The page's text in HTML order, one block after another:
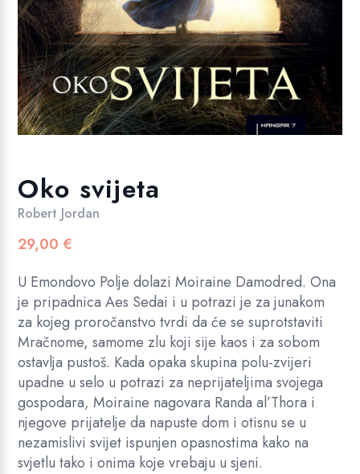
Oko svijeta
Robert Jordan
29,00 €
U Emondovo Polje dolazi Moiraine Damodred. Ona
je pripadnica Aes Sedai i u potrazi je za junakom
za kojeg proročanstvo tvrdi da će se suprotstaviti
Mračnome, samome zlu koji sije kaos i za sobom
ostavlja pustoš. Kada opaka skupina polu-zvijeri
upadne u selo u potrazi za neprijateljima svojega
gospodara, Moiraine nagovara Randa al’Thora i
njegove prijatelje da napuste dom i otisnu se u
nezamislivi svijet ispunjen opasnostima kako na
svjetlu tako i onima koje vrebaju u sjeni.